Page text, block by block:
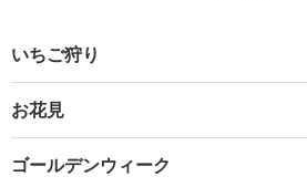
いちご狩り
お花見
ゴールデンウィーク